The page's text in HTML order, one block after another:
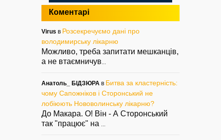
Коментарі
Virus в Розсекречуємо дані про
володимирську лікарню
Можливо, треба запитати мешканців,
а не втаємничув
Анатоль_ БІДЗЮРА в Битва за кластерність:
чому Сапожніков і Сторонський не
лобіюють Нововолинську лікарню?
До Макара. О! Він - А Сторонський
так "працює" на